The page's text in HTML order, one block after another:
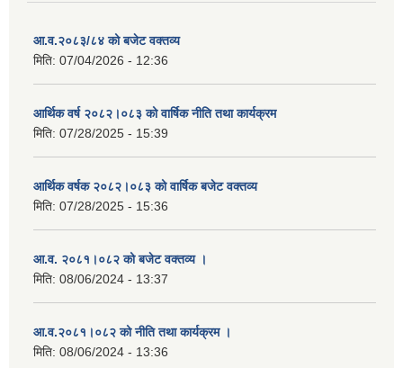
आ.व.२०८३/८४ को बजेट वक्तव्य
मिति: 07/04/2026 - 12:36
आर्थिक वर्ष २०८२।०८३ को वार्षिक नीति तथा कार्यक्रम
मिति: 07/28/2025 - 15:39
आर्थिक वर्षक २०८२।०८३ को वार्षिक बजेट वक्तव्य
मिति: 07/28/2025 - 15:36
आ.व. २०८१।०८२ को बजेट वक्तव्य ।
मिति: 08/06/2024 - 13:37
आ.व.२०८१।०८२ को नीति तथा कार्यक्रम ।
मिति: 08/06/2024 - 13:36